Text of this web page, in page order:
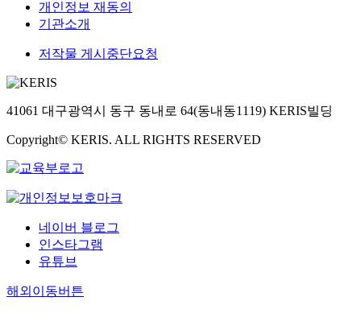
개인정보 재동의
기관소개
저작물 게시중단요청
41061 대구광역시 동구 동내로 64(동내동1119) KERIS빌딩
Copyright© KERIS. ALL RIGHTS RESERVED
네이버 블로그
인스타그램
유튜브
해외이동버튼